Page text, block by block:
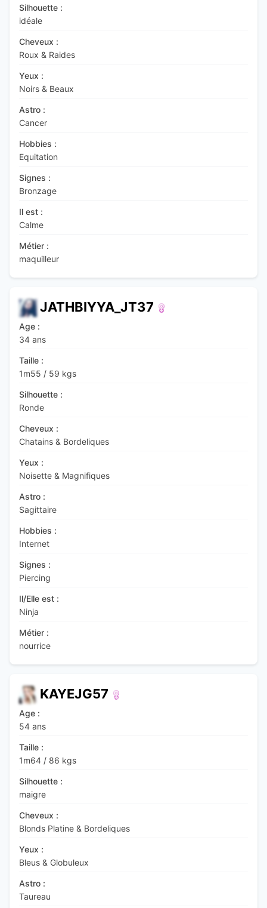
Silhouette :
idéale
Cheveux :
Roux & Raides
Yeux :
Noirs & Beaux
Astro :
Cancer
Hobbies :
Equitation
Signes :
Bronzage
Il est :
Calme
Métier :
maquilleur
JATHBIYYA_JT37
Age :
34 ans
Taille :
1m55 / 59 kgs
Silhouette :
Ronde
Cheveux :
Chatains & Bordeliques
Yeux :
Noisette & Magnifiques
Astro :
Sagittaire
Hobbies :
Internet
Signes :
Piercing
Il/Elle est :
Ninja
Métier :
nourrice
KAYEJG57
Age :
54 ans
Taille :
1m64 / 86 kgs
Silhouette :
maigre
Cheveux :
Blonds Platine & Bordeliques
Yeux :
Bleus & Globuleux
Astro :
Taureau